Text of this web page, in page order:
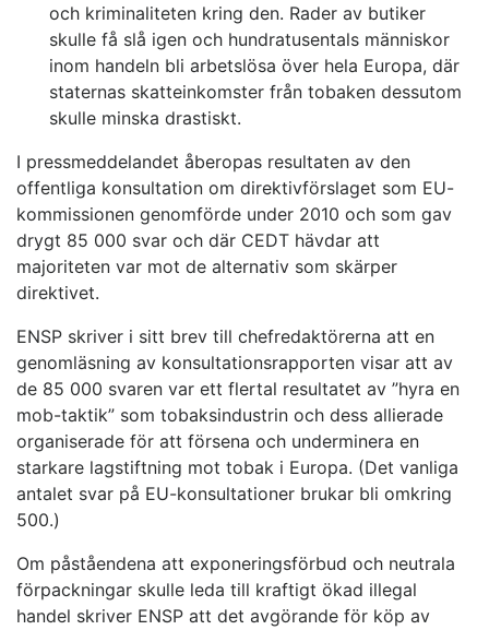
och kriminaliteten kring den. Rader av butiker
skulle få slå igen och hundratusentals människor
inom handeln bli arbetslösa över hela Europa, där
staternas skatteinkomster från tobaken dessutom
skulle minska drastiskt.
I pressmeddelandet åberopas resultaten av den
offentliga konsultation om direktivförslaget som EU-
kommissionen genomförde under 2010 och som gav
drygt 85 000 svar och där CEDT hävdar att
majoriteten var mot de alternativ som skärper
direktivet.
ENSP skriver i sitt brev till chefredaktörerna att en
genomläsning av konsultationsrapporten visar att av
de 85 000 svaren var ett flertal resultatet av ”hyra en
mob-taktik” som tobaksindustrin och dess allierade
organiserade för att försena och underminera en
starkare lagstiftning mot tobak i Europa. (Det vanliga
antalet svar på EU-konsultationer brukar bli omkring
500.)
Om påståendena att exponeringsförbud och neutrala
förpackningar skulle leda till kraftigt ökad illegal
handel skriver ENSP att det avgörande för köp av